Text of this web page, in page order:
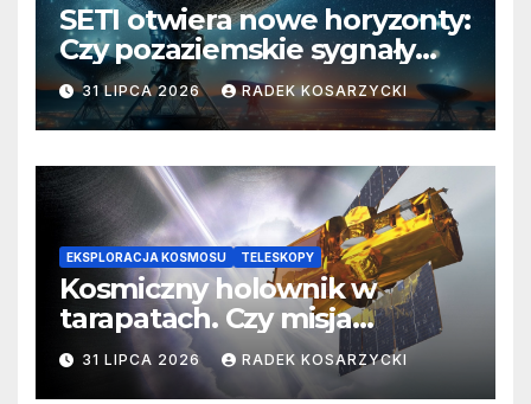
SETI otwiera nowe horyzonty:
Czy pozaziemskie sygnały
czekają w nieoczekiwanych
miejscach?
31 LIPCA 2026 RADEK KOSARZYCKI
EKSPLORACJA KOSMOSU TELESKOPY
Kosmiczny holownik w
tarapatach. Czy misja
ratowania Teleskopu Swift
jest zagrożona?
31 LIPCA 2026 RADEK KOSARZYCKI